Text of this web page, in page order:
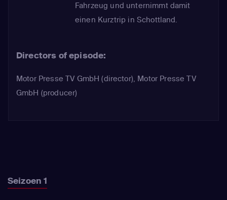
Fahrzeug und unternimmt damit
einen Kurztrip in Schottland.
Directors of episode:
Motor Presse TV GmbH (director), Motor Presse TV
GmbH (producer)
Seizoen 1